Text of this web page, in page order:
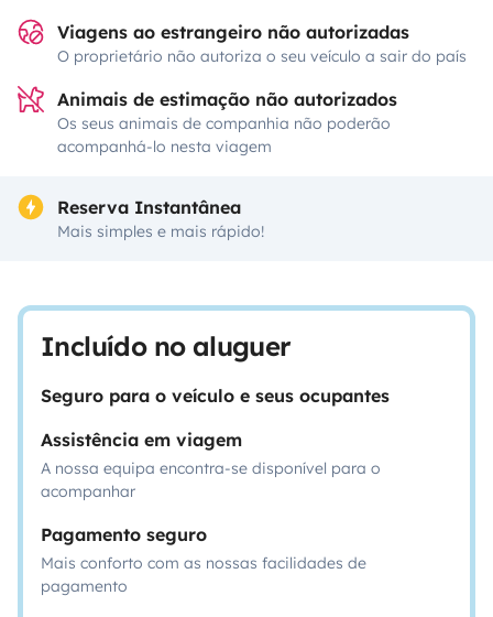
Viagens ao estrangeiro não autorizadas
O proprietário não autoriza o seu veículo a sair do país
Animais de estimação não autorizados
Os seus animais de companhia não poderão
acompanhá-lo nesta viagem
Reserva Instantânea
Mais simples e mais rápido!
Incluído no aluguer
Seguro para o veículo e seus ocupantes
Assistência em viagem
A nossa equipa encontra-se disponível para o
acompanhar
Pagamento seguro
Mais conforto com as nossas facilidades de
pagamento